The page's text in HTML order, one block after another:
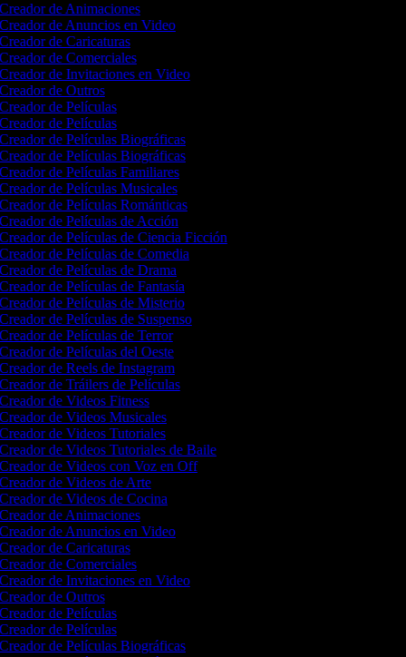
de Animaciones
de Anuncios en Video
de Caricaturas
de Comerciales
de Invitaciones en Video
de Outros
de Películas
de Películas
de Películas Biográficas
de Películas Biográficas
de Películas Familiares
de Películas Musicales
de Películas Románticas
de Películas de Acción
de Películas de Ciencia Ficción
de Películas de Comedia
de Películas de Drama
de Películas de Fantasía
de Películas de Misterio
de Películas de Suspenso
de Películas de Terror
de Películas del Oeste
de Reels de Instagram
de Tráilers de Películas
de Videos Fitness
de Videos Musicales
de Videos Tutoriales
de Videos Tutoriales de Baile
de Videos con Voz en Off
de Videos de Arte
de Videos de Cocina
de Animaciones
de Anuncios en Video
de Caricaturas
de Comerciales
de Invitaciones en Video
de Outros
de Películas
de Películas
de Películas Biográficas